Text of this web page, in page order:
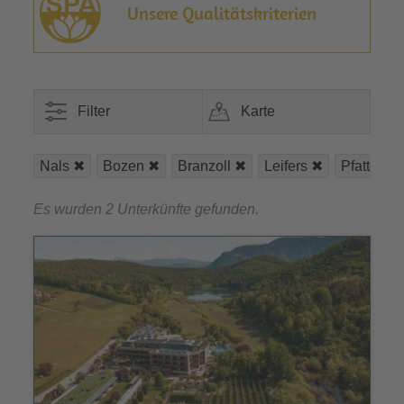
Unsere Qualitätskriterien
Filter Karte
Nals Bozen Branzoll Leifers Pfatten
Es wurden 2 Unterkünfte gefunden.